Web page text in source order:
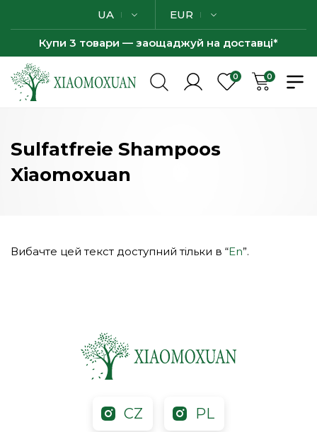
UA EUR
Купи 3 товари — заощаджуй на доставці*
0 0
Sulfatfreie Shampoos
Xiaomoxuan
Вибачте цей текст доступний тільки в “En”.
CZ PL